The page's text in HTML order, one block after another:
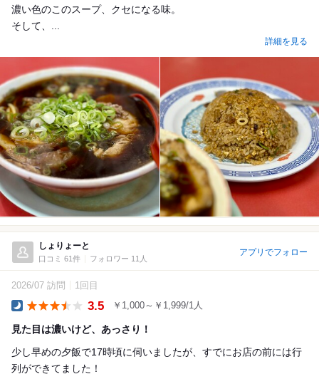
濃い色のこのスープ、クセになる味。
そして、...
詳細を見る
しょりょーと
口コミ 61件 フォロワー 11人
アプリでフォロー
2026/07 訪問 1回目
3.5 ￥1,000～￥1,999/1人
見た目は濃いけど、あっさり！
少し早めの夕飯で17時頃に伺いましたが、すでにお店の前には行
列ができてました！